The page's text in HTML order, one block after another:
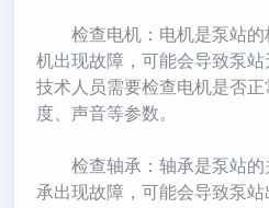
检查电机：电机是泵站的
机出现故障，可能会导致泵站
技术人员需要检查电机是否
度、声音等参数。
检查轴承：轴承是泵站的
承出现故障，可能会导致泵